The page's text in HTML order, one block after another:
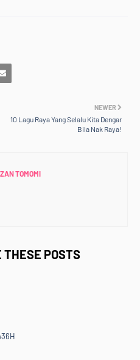
NEWER
10 Lagu Raya Yang Selalu Kita Dengar
Bila Nak Raya!
TOMOMI
THESE POSTS